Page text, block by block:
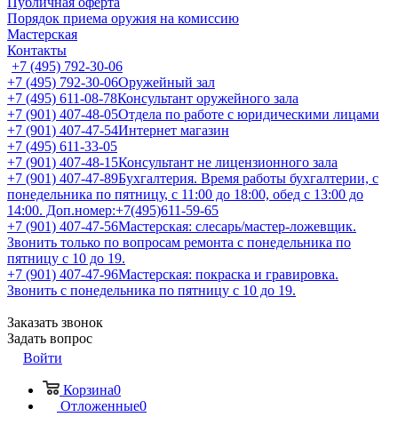
Порядок приема оружия на комиссию
Мастерская
Контакты
+7 (495) 792-30-06
+7 (495) 792-30-06Оружейный зал
+7 (495) 611-08-78Консультант оружейного зала
+7 (901) 407-48-05Отдела по работе с юридическими лицами
+7 (901) 407-47-54Интернет магазин
+7 (495) 611-33-05
+7 (901) 407-48-15Консультант не лицензионного зала
+7 (901) 407-47-89Бухгалтерия. Время работы бухгалтерии, с
понедельника по пятницу, с 11:00 до 18:00, обед с 13:00 до
14:00. Доп.номер:+7(495)611-59-65
+7 (901) 407-47-56Мастерская: слесарь/мастер-ложевщик.
Звонить только по вопросам ремонта с понедельника по
пятницу с 10 до 19.
+7 (901) 407-47-96Мастерская: покраска и гравировка.
Звонить с понедельника по пятницу с 10 до 19.
Заказать звонок
Задать вопрос
Войти
Корзина0
Отложенные0